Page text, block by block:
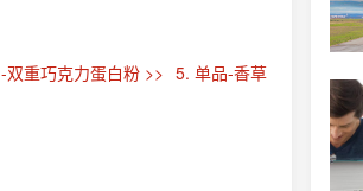
双重巧克力蛋白粉 >> 5. 单品-香草